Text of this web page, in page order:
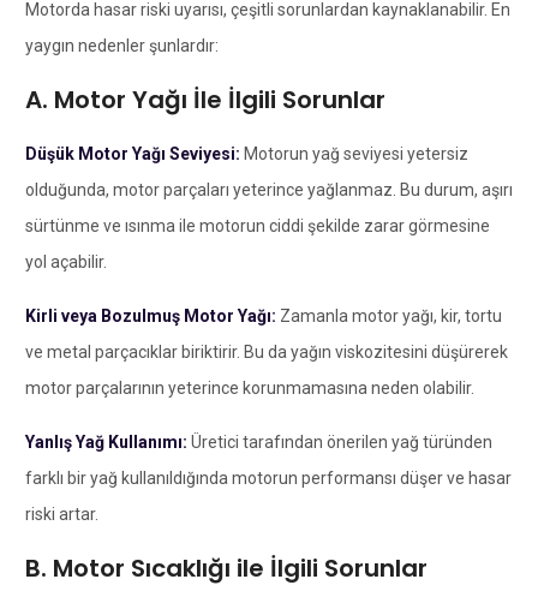
Motorda hasar riski uyarısı, çeşitli sorunlardan kaynaklanabilir. En
yaygın nedenler şunlardır:
A. Motor Yağı İle İlgili Sorunlar
Düşük Motor Yağı Seviyesi: Motorun yağ seviyesi yetersiz
olduğunda, motor parçaları yeterince yağlanmaz. Bu durum, aşırı
sürtünme ve ısınma ile motorun ciddi şekilde zarar görmesine
yol açabilir.
Kirli veya Bozulmuş Motor Yağı: Zamanla motor yağı, kir, tortu
ve metal parçacıklar biriktirir. Bu da yağın viskozitesini düşürerek
motor parçalarının yeterince korunmamasına neden olabilir.
Yanlış Yağ Kullanımı: Üretici tarafından önerilen yağ türünden
farklı bir yağ kullanıldığında motorun performansı düşer ve hasar
riski artar.
B. Motor Sıcaklığı ile İlgili Sorunlar